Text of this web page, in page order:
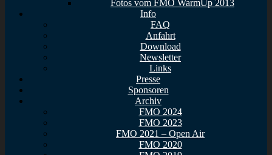
Fotos vom FMO WarmUp 2013
Info
FAQ
Anfahrt
Download
Newsletter
Links
Presse
Sponsoren
Archiv
FMO 2024
FMO 2023
FMO 2021 – Open Air
FMO 2020